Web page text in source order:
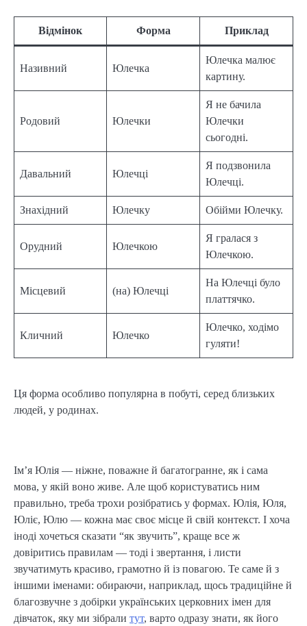
Відмінок Форма Приклад
Називний Юлечка
Юлечка малює
картину.
Родовий Юлечки
Я не бачила
Юлечки
сьогодні.
Давальний Юлечці
Я подзвонила
Юлечці.
Знахідний Юлечку Обійми Юлечку.
Орудний Юлечкою
Я гралася з
Юлечкою.
Місцевий (на) Юлечці
На Юлечці було
платтячко.
Кличний Юлечко
Юлечко, ходімо
гуляти!
Ця форма особливо популярна в побуті, серед близьких
людей, у родинах.
Ім’я Юлія — ніжне, поважне й багатогранне, як і сама
мова, у якій воно живе. Але щоб користуватись ним
правильно, треба трохи розібратись у формах. Юлія, Юля,
Юліє, Юлю — кожна має своє місце й свій контекст. І хоча
іноді хочеться сказати “як звучить”, краще все ж
довіритись правилам — тоді і звертання, і листи
звучатимуть красиво, грамотно й із повагою. Те саме й з
іншими іменами: обираючи, наприклад, щось традиційне й
благозвучне з добірки українських церковних імен для
дівчаток, яку ми зібрали тут, варто одразу знати, як його